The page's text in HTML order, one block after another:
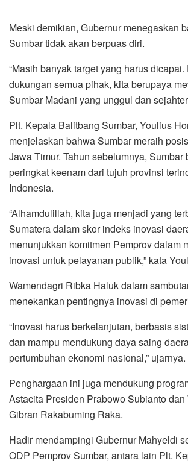
Meski demikian, Gubernur menegaskan
Sumbar tidak akan berpuas diri.
“Masih banyak target yang harus dicapai.
dukungan semua pihak, kita berupaya
Sumbar Madani yang unggul dan
Plt. Kepala Balitbang Sumbar, Youlius
menjelaskan bahwa Sumbar meraih
Jawa Timur. Tahun sebelumnya, Sumbar
peringkat keenam dari tujuh provinsi
Indonesia.
“Alhamdulillah, kita juga menjadi yang
Sumatera dalam skor indeks inovasi
menunjukkan komitmen Pemprov dalam
inovasi untuk pelayanan publik,” kata
Wamendagri Ribka Haluk dalam
menekankan pentingnya inovasi di
“Inovasi harus berkelanjutan, berbasis
dan mampu mendukung daya saing
pertumbuhan ekonomi nasional,” ujarnya.
Penghargaan ini juga mendukung
Astacita Presiden Prabowo Subianto
Gibran Rakabuming Raka.
Hadir mendampingi Gubernur Mahyeldi
ODP Pemprov Sumbar, antara lain Plt.